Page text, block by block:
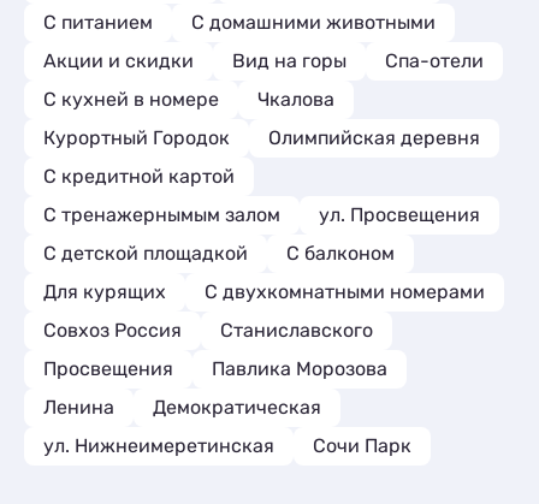
С питанием
С домашними животными
Акции и скидки
Вид на горы
Спа-отели
C кухней в номере
Чкалова
Курортный Городок
Олимпийская деревня
С кредитной картой
С тренажернымым залом
ул. Просвещения
С детской площадкой
С балконом
Для курящих
С двухкомнатными номерами
Совхоз Россия
Станиславского
Просвещения
Павлика Морозова
Ленина
Демократическая
ул. Нижнеимеретинская
Сочи Парк